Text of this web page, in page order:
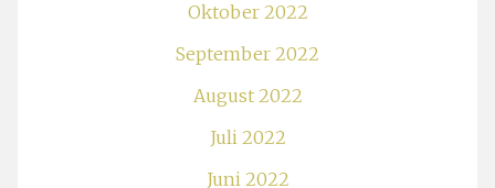
Oktober 2022
September 2022
August 2022
Juli 2022
Juni 2022